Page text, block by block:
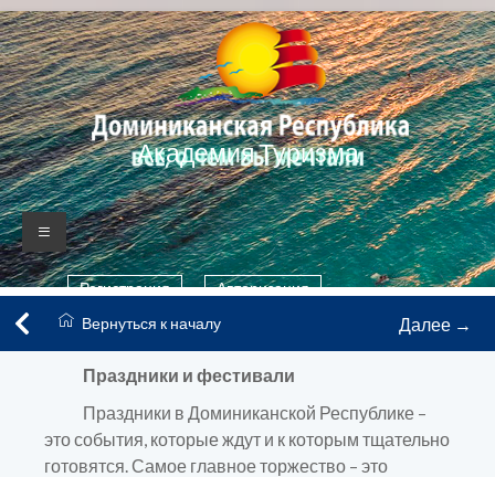
Skip
to
content
Доминиканская
республика
Академия
Туризма
Регистрация Авторизация
Академия Туризма
Вернуться к началу
Праздники и фестивали
Праздники в Доминиканской Республике –
это события, которые ждут и к которым тщательно
готовятся. Самое главное торжество – это
Далее →